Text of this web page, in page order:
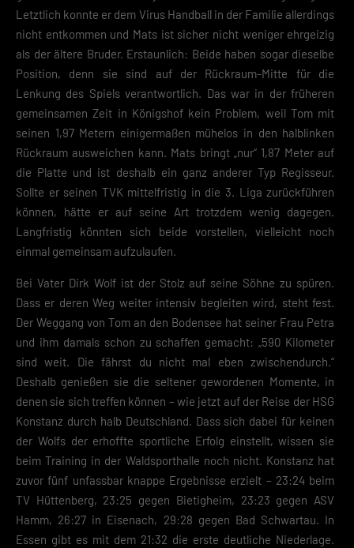
Letztlich konnte er dem Virus Handball in der Familie allerdings
nicht entkommen und Mats ist sicher nicht weniger ehrgeizig
als der ältere Bruder. Erstaunlich: Beide haben sogar dieselbe
Position, denn sie sind auf der Rückraum-Mitte für die
Lenkung des Spiels verantwortlich. Das war in der früheren
gemeinsamen Zeit in Königshof kein Problem, weil Tom mit
seinen 1,97 Metern einigermaßen mühelos in den halblinken
Rückraum ausweichen kann. Mats bringt „nur“ 1,87 Meter auf
die Platte und ist deshalb ein ganz anderer Typ Regisseur.
Sollte er seinen TVK mittelfristig in die 3. Liga zurückführen
können, hätte er auf seine Art trotzdem wenig dagegen.
Langfristig könnten sich beide vorstellen, vielleicht noch
einmal gemeinsam aufzulaufen.
Bei Vater Dirk Wolf ist der Stolz auf seine Söhne zu spüren.
Dass er deren Weg weiter intensiv begleiten wird, steht fest.
Der Weggang von Tom an den Bodensee hat seiner Frau Petra
und ihm damals schon zu schaffen gemacht: „590 Kilometer
sind weit. Die fährst du nicht mal eben zwischendurch.“
Deshalb genießen sie die seltener gewordenen Momente, in
denen sie sich treffen können – wie jetzt auf der Reise der HSG
Konstanz durch halb Deutschland. Dass sich dabei für keinen
der Wolfs der erhoffte sportliche Erfolg einstellt, wissen sie
beim Training in der Waldsporthalle noch nicht. Konstanz hat
zuvor fünf unfassbar knappe Ergebnisse erzielt – 23:24 beim
TV Hüttenberg, 23:25 gegen Bietigheim, 23:23 gegen ASV
Hamm, 26:27 in Eisenach, 29:28 gegen Bad Schwartau. In
Essen gibt es mit dem 21:32 die erste deutliche Niederlage.
Informationen anzeigen lassen und so nur bestimmte Cookies
auswählen.
Speichern
Zurück
Datenschutzeinstellungen
Essenziell (2)
Essenzielle Cookies ermöglichen grundlegende Funktionen und sind für die
einwandfreie Funktion der Website erforderlich.
Cookie-Informationen anzeigen
Datenschutzerklärung